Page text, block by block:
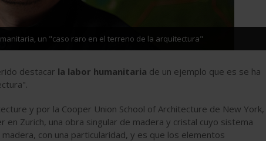
un "caso raro en el terreno de la arquitectura"
destacar la labor humanitaria de un ejemplo que es se ha
y por la Cooper Union School of Architecture de New York,
Zurich, una obra singular de madera y cristal cuyo sistema
con una particularidad, y es que los elementos